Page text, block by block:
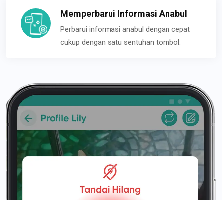
Memperbarui Informasi Anabul
Perbarui informasi anabul dengan cepat
cukup dengan satu sentuhan tombol.